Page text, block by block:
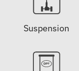
Suspension